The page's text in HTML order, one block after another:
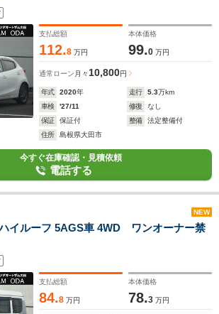
支払総額
112.8 万円
本体価格
99.0 万円
通常ローン 月々 10,800円
年式 2020年 走行 5.3万km
車検
'27/11 修復
なし
保証
保証付 整備
法定整備付
住所
島根県大田市
今すぐ在庫確認・見積依頼
電話する
NEW
イルーフ 5AGS車 4WD ワンオーナー禁
支払総額
84.8 万円
本体価格
78.3 万円